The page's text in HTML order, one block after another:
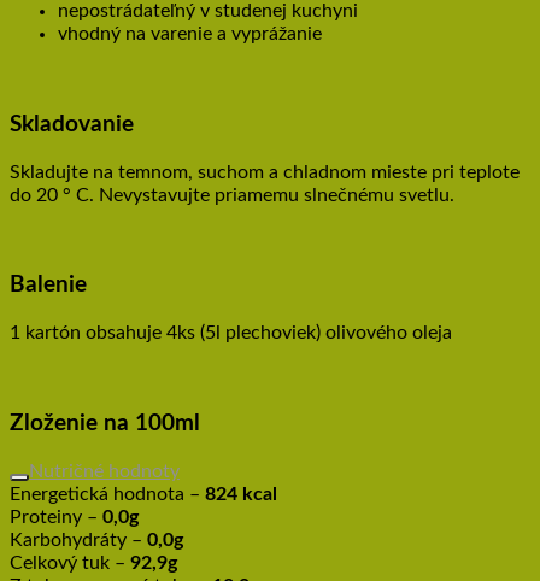
nepostrádateľný v studenej kuchyni
vhodný na varenie a vyprážanie
Skladovanie
Skladujte na temnom, suchom a chladnom mieste pri teplote
do 20 ° C. Nevystavujte priamemu slnečnému svetlu.
Balenie
1 kartón obsahuje 4ks (5l plechoviek) olivového oleja
Zloženie na 100ml
Nutričné hodnoty
Energetická hodnota – 824 kcal
Proteiny – 0,0g
Karbohydráty – 0,0g
Celkový tuk – 92,9g